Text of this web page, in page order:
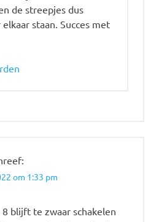
de streepjes dus
staan. Succes met
om 1:33 pm
blijft te zwaar schakelen